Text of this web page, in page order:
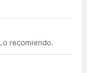
recomiendo.